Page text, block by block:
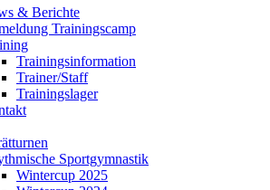
& Berichte
Trainingscamp
Trainingsinformation
Trainer/Staff
Trainingslager
Sportgymnastik
Wintercup 2025